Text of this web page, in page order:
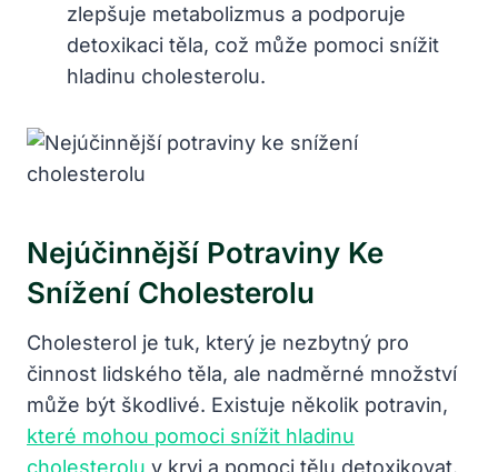
zlepšuje metabolizmus a podporuje
detoxikaci těla, což může pomoci snížit
hladinu cholesterolu.
Nejúčinnější Potraviny Ke
Snížení Cholesterolu
Cholesterol je tuk, který je nezbytný pro
činnost lidského těla, ale nadměrné množství
může být škodlivé. Existuje několik potravin,
které mohou pomoci snížit hladinu
cholesterolu v krvi a pomoci tělu detoxikovat.